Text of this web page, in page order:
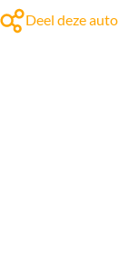
Deel deze auto